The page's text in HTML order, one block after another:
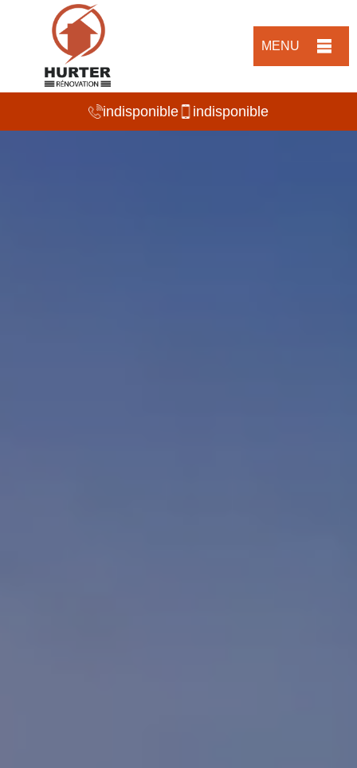
MENU
indisponible indisponible